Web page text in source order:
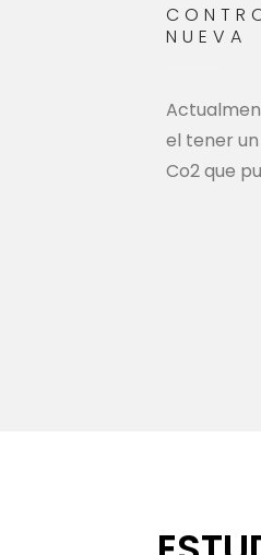
NUEVA
el tener
Co2 que